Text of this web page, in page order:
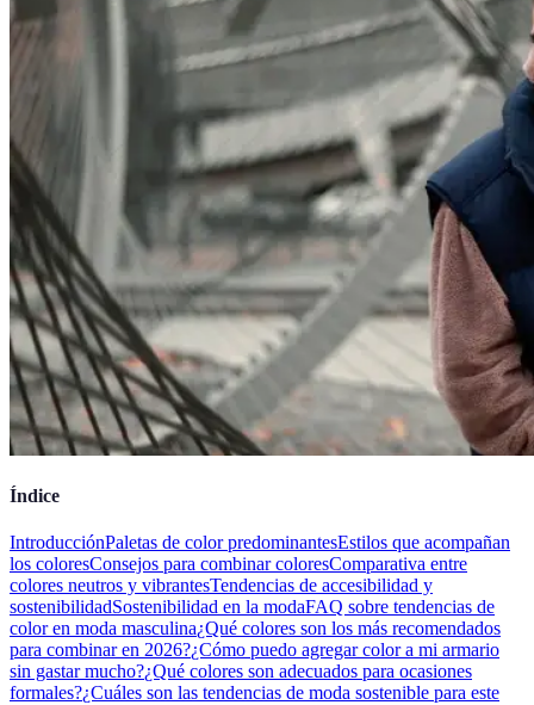
Índice
IntroducciónPaletas de color predominantesEstilos que acompañan
los coloresConsejos para combinar coloresComparativa entre
colores neutros y vibrantesTendencias de accesibilidad y
sostenibilidadSostenibilidad en la modaFAQ sobre tendencias de
color en moda masculina¿Qué colores son los más recomendados
para combinar en 2026?¿Cómo puedo agregar color a mi armario
sin gastar mucho?¿Qué colores son adecuados para ocasiones
formales?¿Cuáles son las tendencias de moda sostenible para este